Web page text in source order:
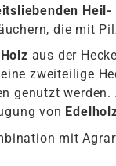
die mit
Holz aus der
zweiteilige
genutzt
von
mit